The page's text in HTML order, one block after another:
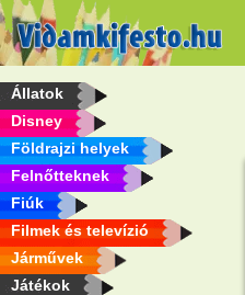
Állatok
Disney
Földrajzi helyek
Felnőtteknek
Fiúk
Filmek és televízió
Járművek
Játékok